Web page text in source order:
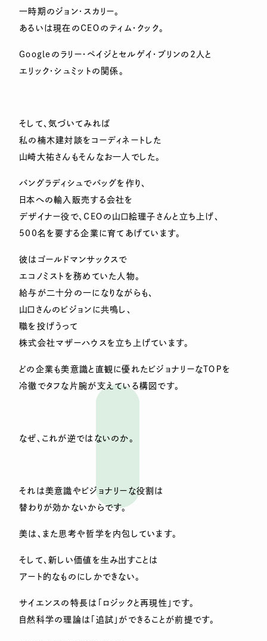
一時期のジョン・スカリー。
あるいは現在のＣＥＯのティム・クック。
Ｇｏｏｇｌｅのラリー・ペイジとセルゲイ・ブリンの2人と
エリック・シュミットの関係。
そして、気づいてみれば
私の楠木建対談をコーディネートした
山崎大祐さんもそんなお一人でした。
バングラディシュでバッグを作り、
日本への輸入販売する会社を
デザイナー役で、ＣＥＯの山口絵理子さんと立ち上げ、
500名を要する企業に育てあげています。
彼はゴールドマンサックスで
エコノミストを務めていた人物。
給与が二十分の一になりながらも、
山口さんのビジョンに共鳴し、
職を投げうって
株式会社マザーハウスを立ち上げています。
どの企業も美意識と直観に優れたビジョナリーなＴＯＰを
冷徹でタフな片腕が支えている構図です。
なぜ、これが逆ではないのか。
それは美意識やビジョナリーな役割は
替わりが効かないからです。
美は、また思考や哲学を内包しています。
そして、新しい価値を生み出すことは
アート的なものにしかできない。
サイエンスの特長は「ロジックと再現性」です。
自然科学の理論は「追試」ができることが前提です。